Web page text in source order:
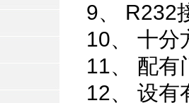
9、 R232
10、 十分
11、 配有
12、 设有